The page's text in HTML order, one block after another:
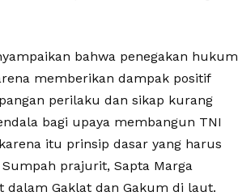
bahwa penegakan hukum
memberikan dampak positif
perilaku dan sikap kurang
bagi upaya membangun TNI
itu prinsip dasar yang harus
prajurit, Sapta Marga
dalam Gaklat dan Gakum di laut.